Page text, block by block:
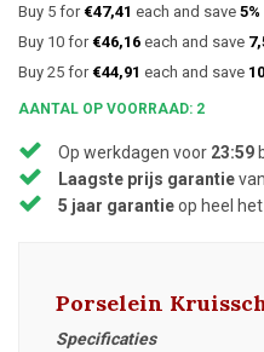
Buy 5 for €47,41 each and save 5%
Buy 10 for €46,16 each and save
Buy 25 for €44,91 each and save
AANTAL OP VOORRAAD: 2
Op werkdagen voor 23:59
Laagste prijs garantie
5 jaar garantieop heel
Porselein
Specificaties